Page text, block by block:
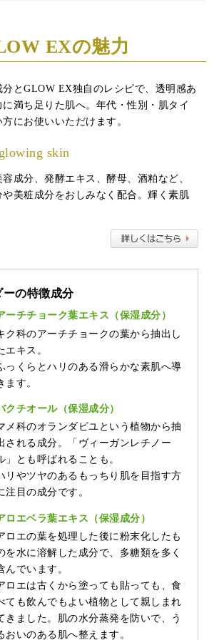
EXの魅力
とGLOW EX独自のレシピで、透明感あ
満ち足りた肌へ。年代・性別・肌タイ
にお使いいただけます。
glowing skin
成分、発酵エキス、酵母、酒粕など、
美粧成分をおしみなく配合。輝く素肌
ーの特徴成分
ーチチョーク葉エキス（保湿成分）
ク科のアーチチョークの葉から抽出し
エキス。
っくらとハリのある滑らかな素肌へ導
ます。
クチオール（保湿成分）
メ科のオランダビユという植物から抽
される成分。「ヴィーガンレチノー
」とも呼ばれることも。
リやツヤのあるもっちり肌を目指す方
注目の成分です。
ロエベラ葉エキス（保湿成分）
ロエの葉を処理した後に粉末化したも
を水に溶解した成分で、多糖類を多く
んでいます。
ロエは古くから塗っても貼っても、食
ても飲んでもよい植物として親しまれ
きました。肌の水分蒸発を防いで、う
おいのある肌へ整えます。